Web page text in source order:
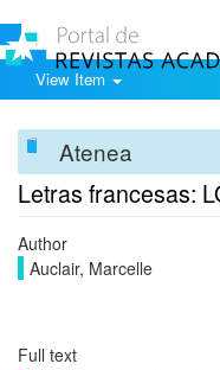
View Item
Atenea
Letras francesas:
Author
Auclair, Marcelle
Full text